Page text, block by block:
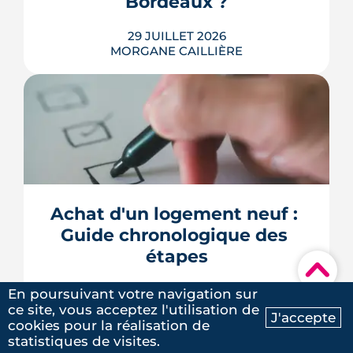
Ma recherche Contactez-nous
▾
Un grand merci à Sarah qui a su
bout dans notre projet
d’acquisition. Très efficace,
professionnelle et disponible :) Je
LIRE L'ARTICLE
29 JUILLET 2026
MORGANE CAILLIÈRE
Combien rapporte une place de
parking à Bordeaux ? Prix de location
par quartier, calcul du rendement,
louer.
LIRE L'ARTICLE
Achat d'un logement neuf :
Guide chronologique des
étapes
23 JUILLET 2026
MORGANE CAILLIÈRE
En poursuivant votre navigation sur
ce site, vous acceptez l'utilisation de
cookies pour la réalisation de
statistiques de visites.
J'accepte